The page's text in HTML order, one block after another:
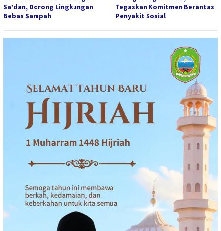
Sa’dan, Dorong Lingkungan
Bebas Sampah
Tegaskan Komitmen Berantas
Penyakit Sosial